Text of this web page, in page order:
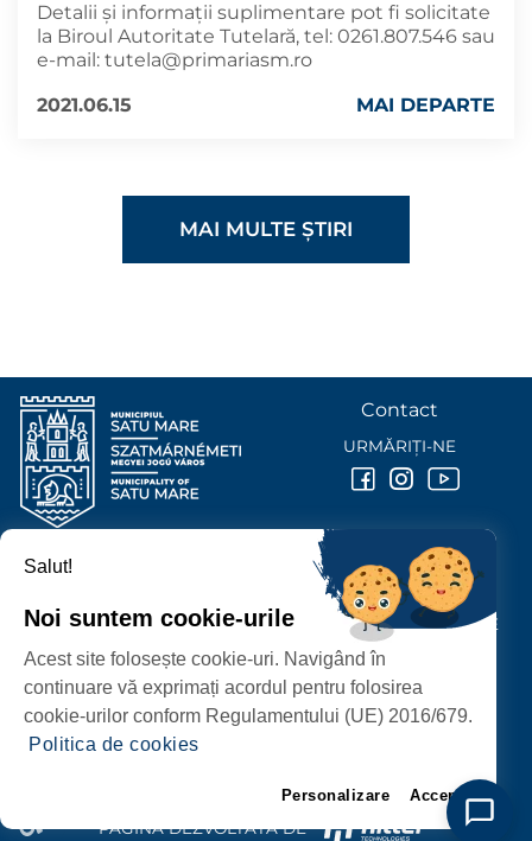
Detalii și informații suplimentare pot fi solicitate
la Biroul Autoritate Tutelară, tel: 0261.807.546 sau
e-mail: tutela@primariasm.ro
2021.06.15
MAI DEPARTE
MAI MULTE ȘTIRI
PROTECȚIA DATELOR PERSONALE
PAGINĂ DEZVOLTATĂ DE
PRIMĂRIA MUNICIPIULUI
P-ȚA 25 OCTOMBRIE, NR. 1 CORP M, 440026 SATU MARE
Contact
URMĂRIȚI-NE
Salut!
Noi suntem cookie-urile
Acest site folosește cookie-uri. Navigând în
continuare vă exprimați acordul pentru folosirea
cookie-urilor conform Regulamentului (UE) 2016/679.
Politica de cookies
Personalizare Accept